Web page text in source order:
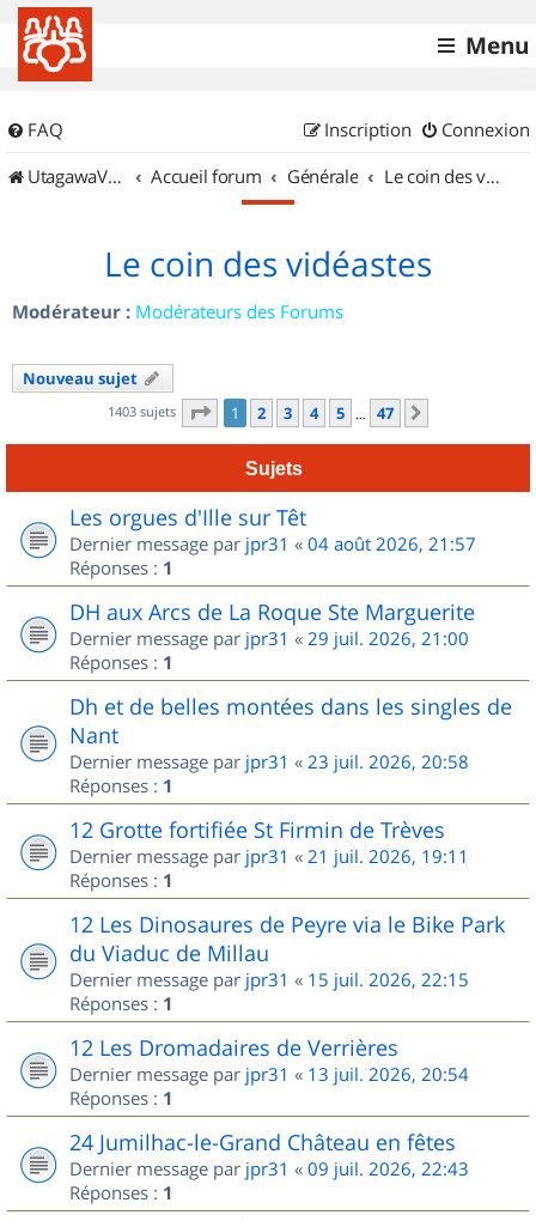
Menu
FAQ Connexion
Inscription
UtagawaVTT (Randos VTT et VTTAE avec traces GPS)
Accueil forum Générale Le coin des vidéastes
Le coin des vidéastes
Modérateur : Modérateurs des Forums
Nouveau sujet
1403 sujets Page 1sur
1 2 3 4 5 … 47
Sujets
Les orgues d'Ille sur Têt
Dernier message par jpr31 « 04 août 2026, 21:57
Réponses : 1
DH aux Arcs de La Roque Ste Marguerite
Dernier message par jpr31 « 29 juil. 2026, 21:00
Réponses : 1
Dh et de belles montées dans les singles de
Nant
Dernier message par jpr31 « 23 juil. 2026, 20:58
Réponses : 1
12 Grotte fortifiée St Firmin de Trèves
Dernier message par jpr31 « 21 juil. 2026, 19:11
Réponses : 1
12 Les Dinosaures de Peyre via le Bike Park
du Viaduc de Millau
Dernier message par jpr31 « 15 juil. 2026, 22:15
Réponses : 1
12 Les Dromadaires de Verrières
Dernier message par jpr31 « 13 juil. 2026, 20:54
Réponses : 1
24 Jumilhac-le-Grand Château en fêtes
Dernier message par jpr31 « 09 juil. 2026, 22:43
Réponses : 1